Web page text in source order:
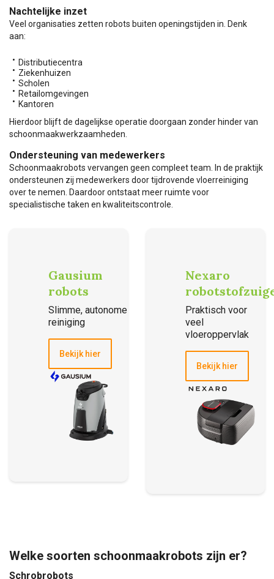
Nachtelijke inzet
Veel organisaties zetten robots buiten openingstijden in. Denk
aan:
Distributiecentra
Ziekenhuizen
Scholen
Retailomgevingen
Kantoren
Hierdoor blijft de dagelijkse operatie doorgaan zonder hinder van
schoonmaakwerkzaamheden.
Ondersteuning van medewerkers
Schoonmaakrobots vervangen geen compleet team. In de praktijk
ondersteunen zij medewerkers door tijdrovende vloerreiniging
over te nemen. Daardoor ontstaat meer ruimte voor
specialistische taken en kwaliteitscontrole.
Gausium
robots
Slimme, autonome
reiniging
Bekijk hier
Nexaro
Praktisch voor
veel
vloeroppervlak
Bekijk hier
Welke soorten schoonmaakrobots zijn er?
Schrobrobots